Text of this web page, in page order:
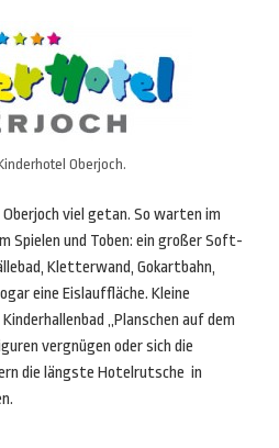
Oberjoch.
viel getan. So warten im
Spielen und Toben: ein großer Soft-
Kletterwand, Gokartbahn,
eine Eislauffläche. Kleine
„Planschen auf dem
vergnügen oder sich die
die längste Hotelrutsche in